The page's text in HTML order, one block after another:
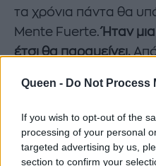
Queen - Do Not Process
If you wish to opt-out of the
processing of your personal
targeted advertising by us,
section to confirm your
τα χρόνια πάντα θα
Mente Fuerte.Ήταν
έτσι θα παραμείνει.